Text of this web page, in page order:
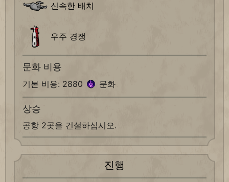
신속한 배치
우주 경쟁
문화 비용
기본 비용: 2880 문화
상승
공항 2곳을 건설하십시오.
진행